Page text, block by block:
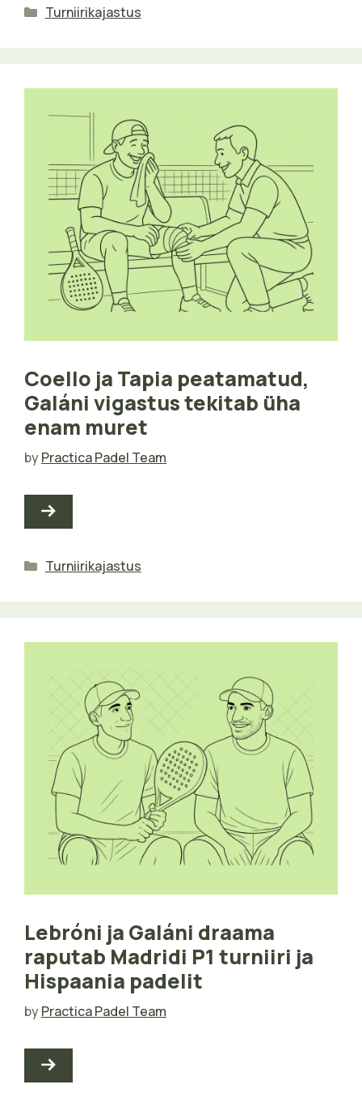
Categories
Turniirikajastus
Coello ja Tapia peatamatud,
Galáni vigastus tekitab üha
enam muret
byPractica Padel Team
Categories
Turniirikajastus
Lebróni ja Galáni draama
raputab Madridi P1 turniiri ja
Hispaania padelit
byPractica Padel Team